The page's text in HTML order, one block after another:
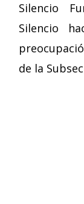
Silencio
Silencio
de la